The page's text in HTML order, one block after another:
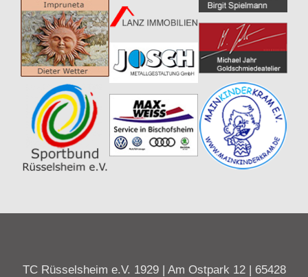
TC Rüsselsheim e.V. 1929 | Am Ostpark 12 | 65428